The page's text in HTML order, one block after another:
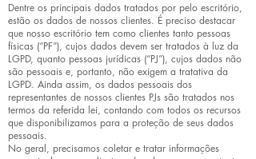
Dentre os principais dados tratados por pelo escritório,
estão os dados de nossos clientes. É preciso destacar
que nosso escritório tem como clientes tanto pessoas
físicas (“PF”), cujos dados devem ser tratados à luz da
LGPD, quanto pessoas jurídicas (“PJ”), cujos dados não
são pessoais e, portanto, não exigem a tratativa da
LGPD. Ainda assim, os dados pessoais dos
representantes de nossos clientes PJs são tratados nos
termos da referida lei, contando com todos os recursos
que disponibilizamos para a proteção de seus dados
pessoais.
No geral, precisamos coletar e tratar informações